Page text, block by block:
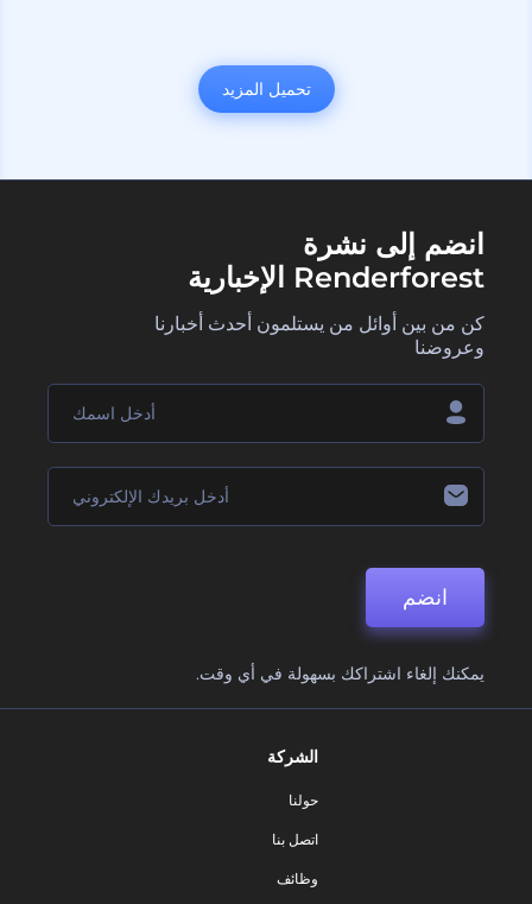
تحميل المزيد
انضم إلى نشرة
Renderforest الإخبارية
كن من بين أوائل من يستلمون أحدث أخبارنا
وعروضنا
انضم
يمكنك إلغاء اشتراكك بسهولة في أي وقت.
الشركة
حولنا
اتصل بنا
وظائف